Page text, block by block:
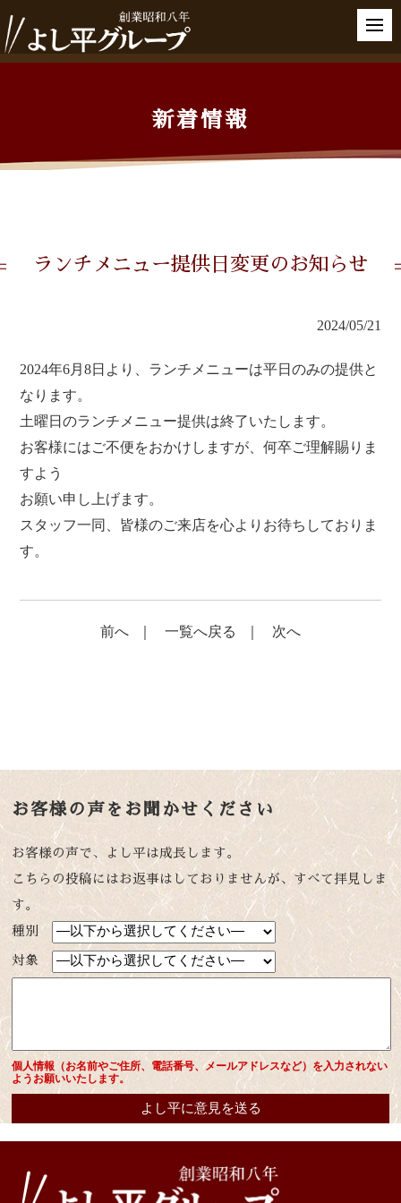
新着情報
ランチメニュー提供日変更のお知らせ
2024/05/21
2024年6月8日より、ランチメニューは平日のみの提供と
なります。
土曜日のランチメニュー提供は終了いたします。
お客様にはご不便をおかけしますが、何卒ご理解賜りま
すよう
お願い申し上げます。
スタッフ一同、皆様のご来店を心よりお待ちしておりま
す。
前へ 一覧へ戻る 次へ
お客様の声をお聞かせください
お客様の声で、よし平は成長します。
こちらの投稿にはお返事はしておりませんが、すべて拝見しま
す。
種別
対象
個人情報（お名前やご住所、電話番号、メールアドレスなど）を入力されない
ようお願いいたします。